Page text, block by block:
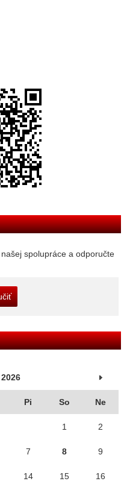
spolupráce a odporučte
Pi So Ne
1 2
7 8 9
14 15 16